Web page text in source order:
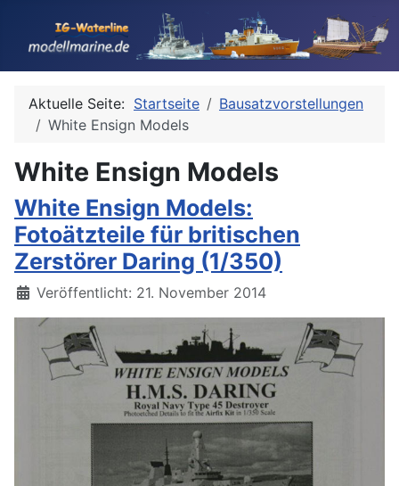
Aktuelle Seite: Startseite
Bausatzvorstellungen
White Ensign Models
White Ensign Models
White Ensign Models:
Fotoätzteile für britischen
Zerstörer Daring (1/350)
Details
Veröffentlicht: 21. November 2014